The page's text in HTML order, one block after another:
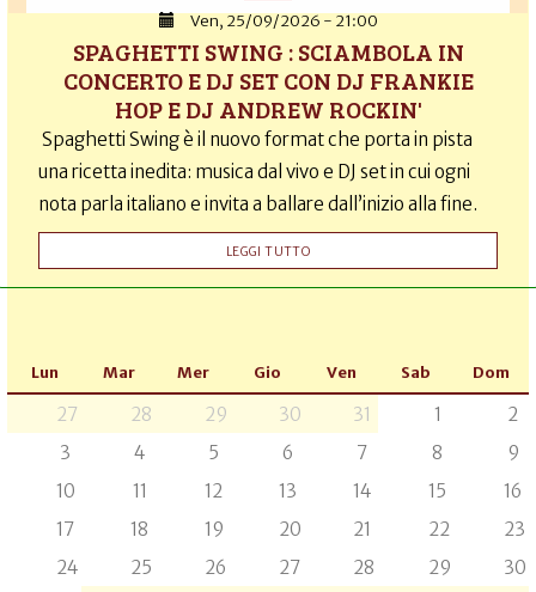
Ven, 25/09/2026 - 21:00
SPAGHETTI SWING : SCIAMBOLA IN
CONCERTO E DJ SET CON DJ FRANKIE
HOP E DJ ANDREW ROCKIN'
Spaghetti Swing è il nuovo format che porta in pista
una ricetta inedita: musica dal vivo e DJ set in cui ogni
nota parla italiano e invita a ballare dall’inizio alla fine.
LEGGI TUTTO
Lun Mar Mer Gio Ven Sab Dom
27 28 29 30 31 1
2
3
4 5 6 7 8
9
10
11 12 13 14 15
16
17
18 19 20 21 22
23
24
25 26 27 28 29
30